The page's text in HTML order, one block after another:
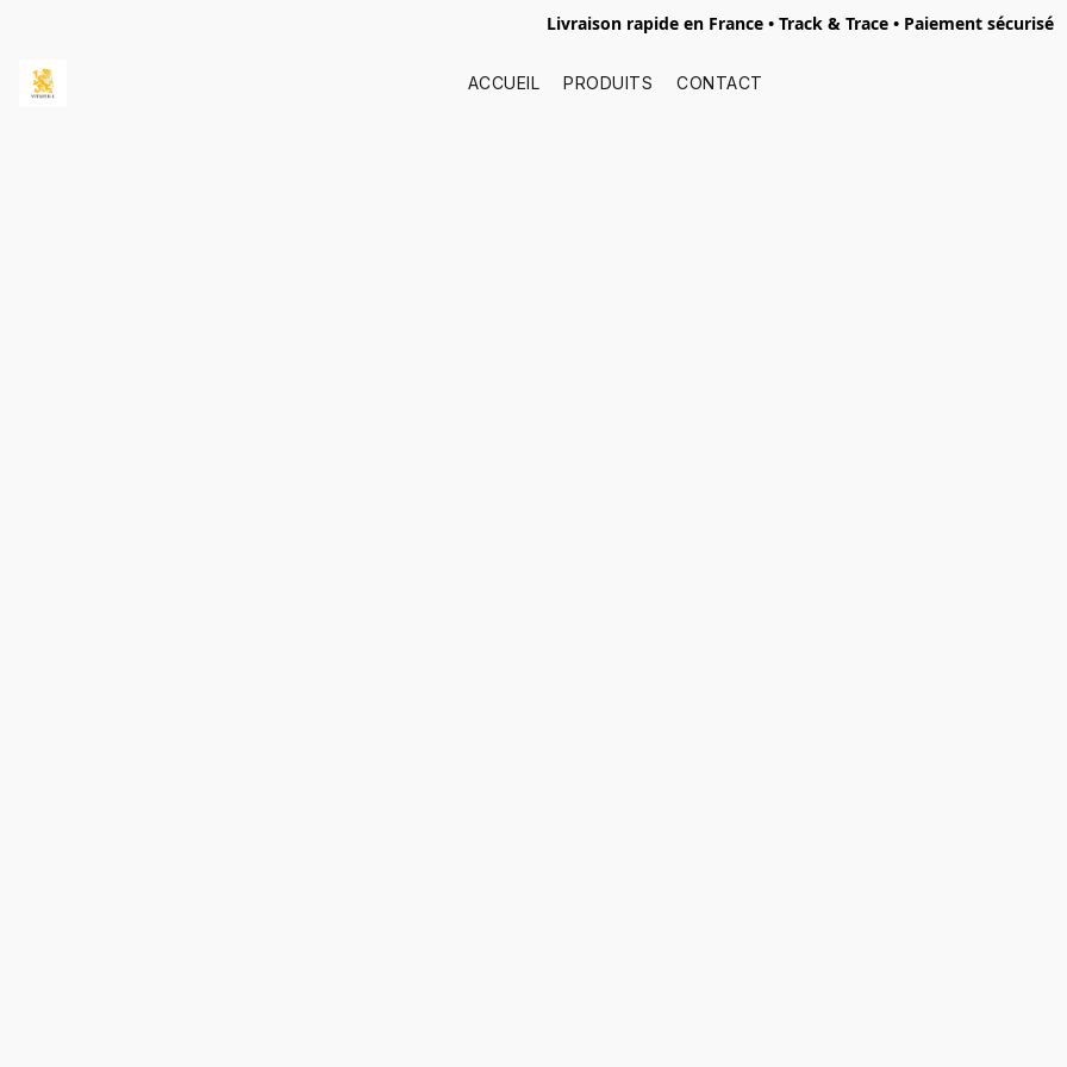
Livraison rapide en France • Track & Trace • Paiement sécurisé
ACCUEIL PRODUITS CONTACT